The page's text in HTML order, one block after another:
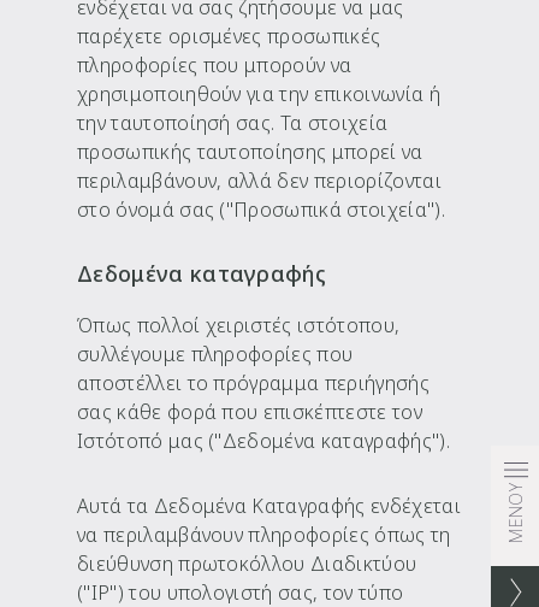
ΜΕΝΟΥ
ενδέχεται να σας ζητήσουμε να μας
παρέχετε ορισμένες προσωπικές
πληροφορίες που μπορούν να
χρησιμοποιηθούν για την επικοινωνία ή
την ταυτοποίησή σας. Τα στοιχεία
προσωπικής ταυτοποίησης μπορεί να
περιλαμβάνουν, αλλά δεν περιορίζονται
στο όνομά σας ("Προσωπικά στοιχεία").
Δεδομένα καταγραφής
Όπως πολλοί χειριστές ιστότοπου,
συλλέγουμε πληροφορίες που
αποστέλλει το πρόγραμμα περιήγησής
σας κάθε φορά που επισκέπτεστε τον
Ιστότοπό μας ("Δεδομένα καταγραφής").
Αυτά τα Δεδομένα Καταγραφής ενδέχεται
να περιλαμβάνουν πληροφορίες όπως τη
διεύθυνση πρωτοκόλλου Διαδικτύου
("IP") του υπολογιστή σας, τον τύπο